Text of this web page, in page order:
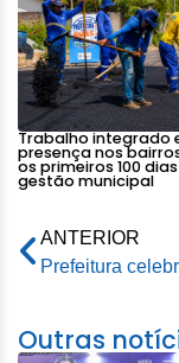
Trabalho integrado
presença nos
os primeiros 100
gestão municipal
ANTERIOR
Outras